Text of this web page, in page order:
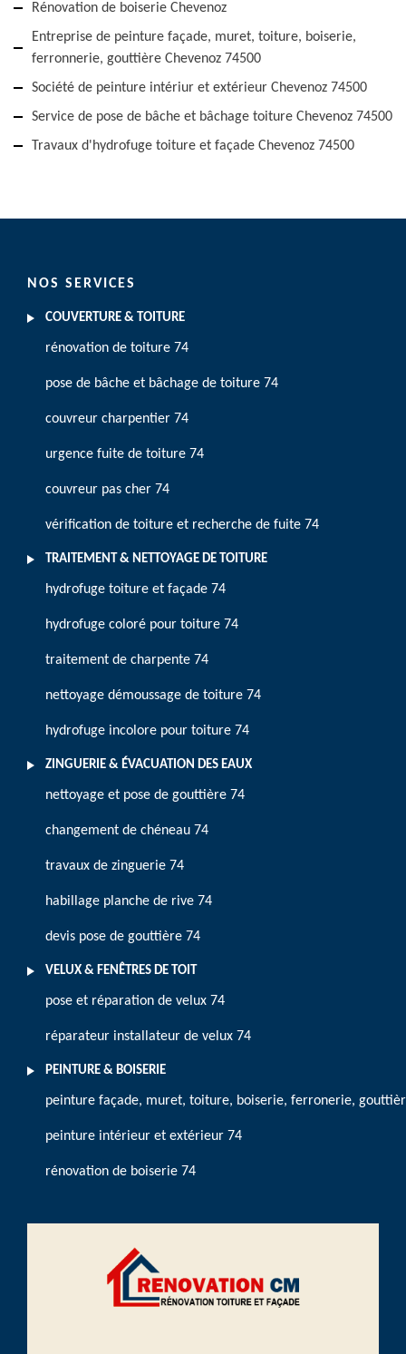
Rénovation de boiserie Chevenoz
Entreprise de peinture façade, muret, toiture, boiserie,
ferronnerie, gouttière Chevenoz 74500
Société de peinture intériur et extérieur Chevenoz 74500
Service de pose de bâche et bâchage toiture Chevenoz 74500
Travaux d'hydrofuge toiture et façade Chevenoz 74500
NOS SERVICES
COUVERTURE & TOITURE
rénovation de toiture 74
pose de bâche et bâchage de toiture 74
couvreur charpentier 74
urgence fuite de toiture 74
couvreur pas cher 74
vérification de toiture et recherche de fuite 74
TRAITEMENT & NETTOYAGE DE TOITURE
hydrofuge toiture et façade 74
hydrofuge coloré pour toiture 74
traitement de charpente 74
nettoyage démoussage de toiture 74
hydrofuge incolore pour toiture 74
ZINGUERIE & ÉVACUATION DES EAUX
nettoyage et pose de gouttière 74
changement de chéneau 74
travaux de zinguerie 74
habillage planche de rive 74
devis pose de gouttière 74
VELUX & FENÊTRES DE TOIT
pose et réparation de velux 74
réparateur installateur de velux 74
PEINTURE & BOISERIE
peinture façade, muret, toiture, boiserie, ferronerie,
peinture intérieur et extérieur 74
rénovation de boiserie 74